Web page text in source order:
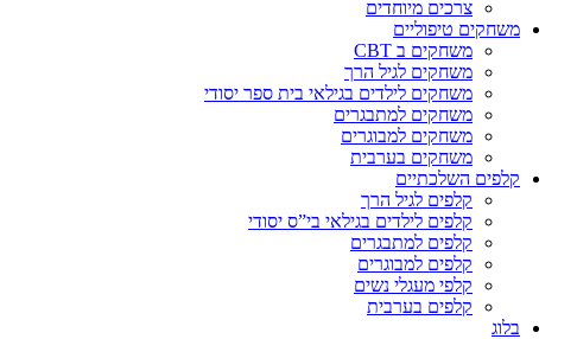
צרכים מיוחדים
משחקים טיפוליים
משחקים ב CBT
משחקים לגיל הרך
משחקים לילדים בגילאי בית ספר יסודי
משחקים למתבגרים
משחקים למבוגרים
משחקים בערבית
קלפים השלכתיים
קלפים לגיל הרך
קלפים לילדים בגילאי בי”ס יסודי
קלפים למתבגרים
קלפים למבוגרים
קלפי מעגלי נשים
קלפים בערבית
בלוג